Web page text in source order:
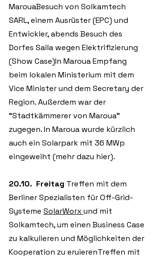
MarouaBesuch von Solkamtech
SARL, einem Ausrüster (EPC) und
Entwickler, abends Besuch des
Dorfes Salla wegen Elektrifizierung
(Show Case)In Maroua Empfang
beim lokalen Ministerium mit dem
Vice Minister und dem Secretary der
Region. Außerdem war der
“Stadtkämmerer von Maroua”
zugegen. In Maroua wurde kürzlich
auch ein Solarpark mit 36 MWp
eingeweiht (mehr dazu hier).
20.10.  Freitag Treffen mit dem
Berliner Spezialisten für Off-Grid-
Systeme SolarWorxund mit
Solkamtech, um einen Business Case
zu kalkulieren und Möglichkeiten der
Kooperation zu eruierenTreffen mit